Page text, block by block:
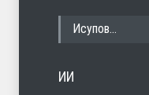
Исупов…
ИИ